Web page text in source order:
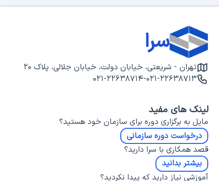
سرا
تهران - شریعتی، خیابان دولت، خیابان جلالی، پلاک ۲۰
۰۲۱-۲۲۶۳۸۷۱۳-۰۲۱-۲۲۶۳۸۷۱۴
لینک های مفید
مایل به برگزاری دوره برای سازمان خود هستید؟
درخواست دوره سازمانی
قصد همکاری با سرا دارید؟
بیشتر بدانید
آموزشی نیاز دارید که پیدا نکردید؟